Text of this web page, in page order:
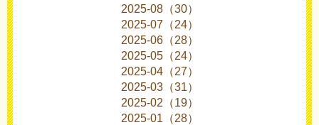
2025-08（30）
2025-07（24）
2025-06（28）
2025-05（24）
2025-04（27）
2025-03（31）
2025-02（19）
2025-01（28）